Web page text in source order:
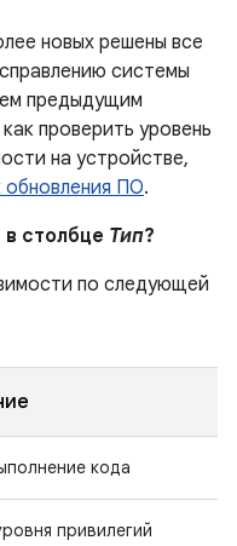
новых решены все
системы
предыдущим
проверить уровень
на устройстве,
обновления ПО.
столбце Тип?
по следующей
кода
привилегий